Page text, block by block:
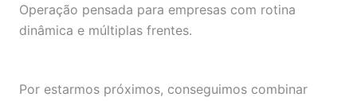
Operação pensada para empresas com rotina
dinâmica e múltiplas frentes.
Por estarmos próximos, conseguimos combinar